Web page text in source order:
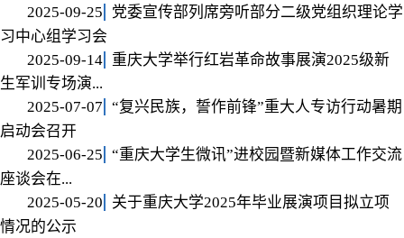
2025-09-25
党委宣传部列席旁听部分二级党组织理论学
习中心组学习会
2025-09-14 重庆大学举行红岩革命故事展演2025级新
生军训专场演...
2025-07-07
“复兴民族，誓作前锋”重大人专访行动暑期
启动会召开
2025-06-25
“重庆大学生微讯”进校园暨新媒体工作交流
座谈会在...
2025-05-20
关于重庆大学2025年毕业展演项目拟立项
情况的公示